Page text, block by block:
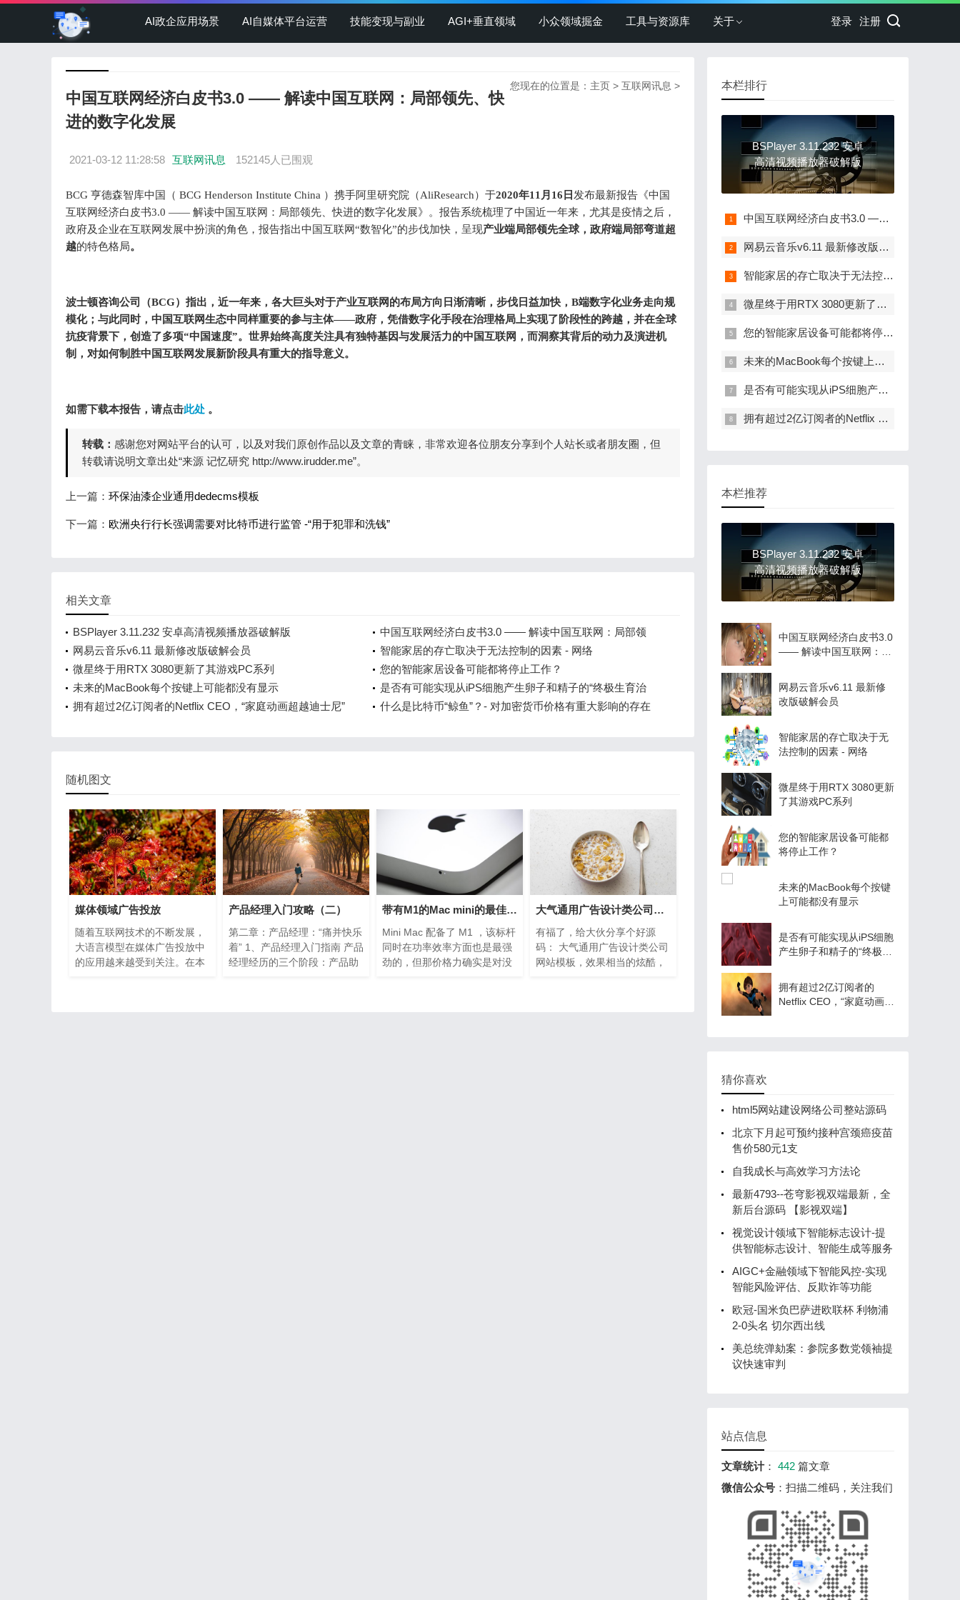
AI政企应用场景 AI自媒体平台运营 技能变现与副业 AGI+垂直领域 小众领域掘金 工具与资源库 关于 注册
登录
您现在的位置是： 主页 > 互联网讯息 >
中国互联网经济白皮书3.0 —— 解读中国互联网：局部领先、快
进的数字化发展
2021-03-12 11:28:58 互联网讯息 152145人已围观
BCG 亨德森智库中国（ BCG Henderson Institute China ）携手阿里研究院（AliResearch）于2020年11月16日 发布最新报告《中国
互联网经济白皮书3.0 —— 解读中国互联网：局部领先、快进的数字化发展》。报告系统梳理了中国近一年来，尤其是疫情之后，
政府及企业在互联网发展中扮演的角色，报告指出中国互联网“数智化”的步伐加快，呈现产业端局部领先全球，政府端局部弯道超
越的特色格局。
波士顿咨询公司（BCG）指出，近一年来，各大巨头对于产业互联网的布局方向日渐清晰，步伐日益加快，B端数字化业务走向规
模化；与此同时，中国互联网生态中同样重要的参与主体——政府，凭借数字化手段在治理格局上实现了阶段性的跨越，并在全球
抗疫背景下，创造了多项“中国速度”。世界始终高度关注具有独特基因与发展活力的中国互联网，而洞察其背后的动力及演进机
制，对如何制胜中国互联网发展新阶段具有重大的指导意义。
如需下载本报告，请点击此处 。
转载： 感谢您对网站平台的认可，以及对我们原创作品以及文章的青睐，非常欢迎各位朋友分享到个人站长或者朋友圈，但
转载请说明文章出处“来源 记忆研究 http://www.irudder.me”。
上一篇： 环保油漆企业通用dedecms模板
下一篇： 欧洲央行行长强调需要对比特币进行监管 -“用于犯罪和洗钱”
相关文章
BSPlayer 3.11.232 安卓高清视频播放器破解版
中国互联网经济白皮书3.0 —— 解读中国互联网：局部领
先、快进的数字化发展
网易云音乐v6.11 最新修改版破解会员
智能家居的存亡取决于无法控制的因素 - 网络
微星终于用RTX 3080更新了其游戏PC系列
您的智能家居设备可能都将停止工作？
未来的MacBook每个按键上可能都没有显示
是否有可能实现从iPS细胞产生卵子和精子的“终极生育治
疗”？生殖细胞研究的前沿问研究者
拥有超过2亿订阅者的Netflix CEO，“家庭动画超越迪士尼” 什么是比特币“鲸鱼”？- 对加密货币价格有重大影响的存在
随机图文
媒体领域广告投放
随着互联网技术的不断发展，
大语言模型在媒体广告投放中
的应用越来越受到关注。在本
产品经理入门攻略（二）
第二章：产品经理：“痛并快乐
着” 1、产品经理入门指南 产品
经理经历的三个阶段：产品助
带有M1的Mac mini的最佳设置
Mini Mac 配备了 M1 ，该标杆
同时在功率效率方面也是最强
劲的，但那价格力确实是对没
大气通用广告设计类公司网站模板
有福了，给大伙分享个好源
码： 大气通用广告设计类公司
网站模板，效果相当的炫酷，
本栏排行
BSPlayer 3.11.232 安卓
高清视频播放器破解版
中国互联网经济白皮书3.0 —— 解读中国互联网：局部领先、快进的数字化发展
网易云音乐v6.11 最新修改版破解会员
智能家居的存亡取决于无法控制的因素 - 网络
微星终于用RTX 3080更新了其游戏PC系列
您的智能家居设备可能都将停止工作？
未来的MacBook每个按键上可能都没有显示
是否有可能实现从iPS细胞产生卵子和精子的“终极生育治疗”？生殖细胞研究的前沿问研究者
拥有超过2亿订阅者的Netflix CEO，“家庭动画超越迪士尼”
本栏推荐
BSPlayer 3.11.232 安卓
高清视频播放器破解版
中国互联网经济白皮书3.0
—— 解读中国互联网：局
网易云音乐v6.11 最新修
改版破解会员
智能家居的存亡取决于无
法控制的因素 - 网络
微星终于用RTX 3080更新
了其游戏PC系列
您的智能家居设备可能都
将停止工作？
未来的MacBook每个按键
上可能都没有显示
是否有可能实现从iPS细胞
产生卵子和精子的“终极生
前沿问研究者
拥有超过2亿订阅者的
Netflix CEO，“家庭动画超
猜你喜欢
html5网站建设网络公司整站源码
北京下月起可预约接种宫颈癌疫苗
售价580元1支
自我成长与高效学习方法论
最新4793--苍穹影视双端最新，全
新后台源码 【影视双端】
视觉设计领域下智能标志设计-提
供智能标志设计、智能生成等服务
AIGC+金融领域下智能风控-实现
智能风险评估、反欺诈等功能
欧冠-国米负巴萨进欧联杯 利物浦
2-0头名 切尔西出线
美总统弹劾案：参院多数党领袖提
议快速审判
站点信息
文章统计： 442 篇文章
微信公众号 ：扫描二维码，关注我们